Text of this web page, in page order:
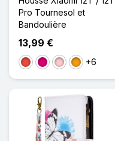
Pro Tournesol et
Bandoulière
13,99 €
RougeMagenta
RoseOrange
+6